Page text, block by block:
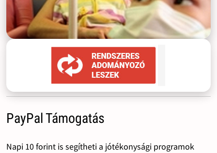
PayPal Támogatás
Napi 10 forint is segítheti a jótékonysági programok